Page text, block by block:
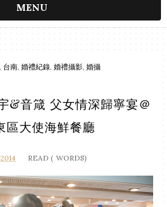
MENU
台南 婚禮紀錄 婚禮攝影 婚攝
&音箴 父女情深歸寧宴＠
區大使海鮮餐廳
READ ( WORDS)